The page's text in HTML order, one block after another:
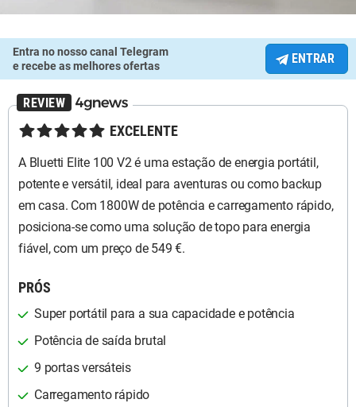
Entra no nosso canal Telegram
e recebe as melhores ofertas
ENTRAR
★★★★★ EXCELENTE
A Bluetti Elite 100 V2 é uma estação de energia portátil,
potente e versátil, ideal para aventuras ou como backup
em casa. Com 1800W de potência e carregamento rápido,
posiciona-se como uma solução de topo para energia
fiável, com um preço de 549 €.
PRÓS
Super portátil para a sua capacidade e potência
Potência de saída brutal
9 portas versáteis
Carregamento rápido